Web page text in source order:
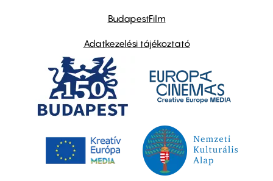
BudapestFilm
Adatkezelési tájékoztató